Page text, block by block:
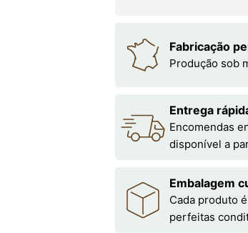
Fabricação
Produção sob
Entrega
Encomendas
disponível a
Embalagem
Cada produto
perfeitas